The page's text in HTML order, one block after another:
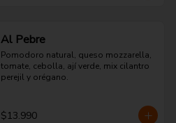
Al Pebre
Pomodoro natural, queso mozzarella,
tomate, cebolla, ají verde, mix cilantro
perejil y orégano.
$13.990